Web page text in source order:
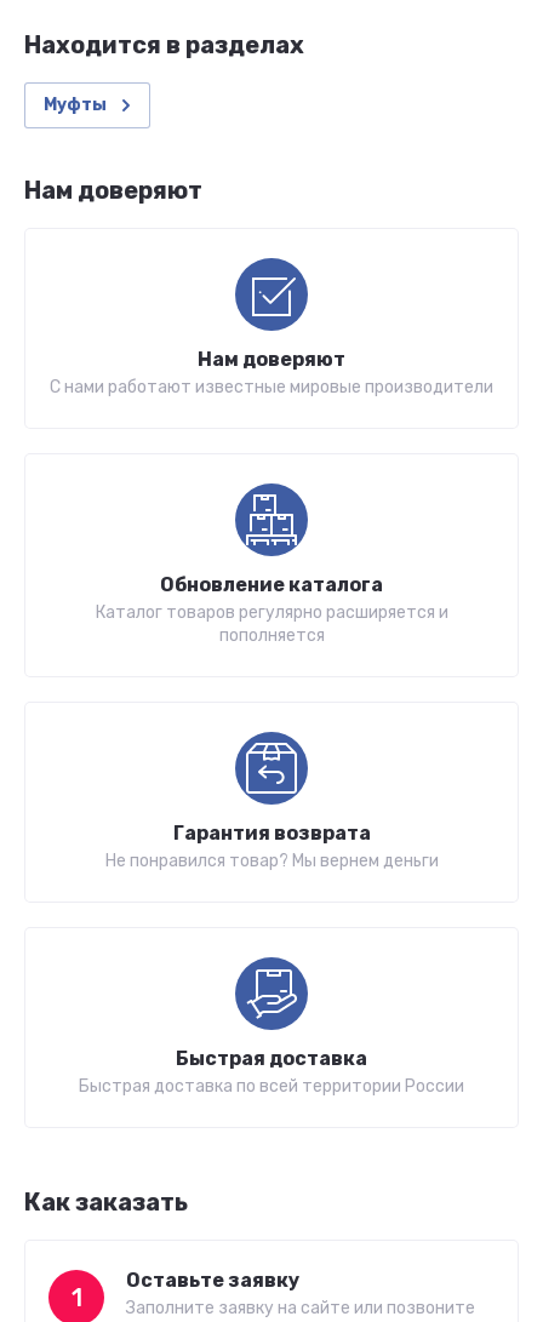
Находится в разделах
Муфты
Нам доверяют
Нам доверяют
С нами работают известные мировые производители
Обновление каталога
Каталог товаров регулярно расширяется и
пополняется
Гарантия возврата
Не понравился товар? Мы вернем деньги
Быстрая доставка
Быстрая доставка по всей территории России
Как заказать
1
Оставьте заявку
Заполните заявку на сайте или позвоните